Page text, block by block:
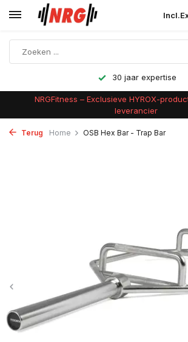
Incl.
30 jaar expertise
NRGFitness – Exclusieve HYROX-
leverancier
Terug Home OSB Hex Bar - Trap Bar